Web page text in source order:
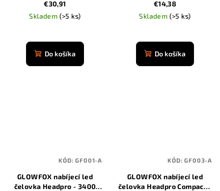
€30,91
Skladem (>5 ks)
hodnotenie
produktu
Do košíka
€14,38
Skladem (>5 ks)
hodnotenie
produktu
Do košíka
GLOWFOX nabíjecí led
čelovka Headpro - 3400
KÓD:GF001-A
GLOWFOX nabíjecí led
čelovka Headpro Compact -
KÓD:GF003-A